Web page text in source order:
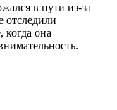
в пути из-за
отследили
она